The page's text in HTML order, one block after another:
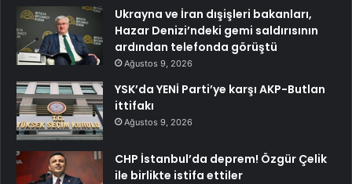
Ukrayna ve İran dışişleri bakanları,
Hazar Denizi’ndeki gemi saldırısının
ardından telefonda görüştü
Ağustos 9, 2026
YSK’da YENİ Parti’ye karşı AKP-Butlan
ittifakı
Ağustos 9, 2026
CHP İstanbul’da deprem! Özgür Çelik
ile birlikte istifa ettiler